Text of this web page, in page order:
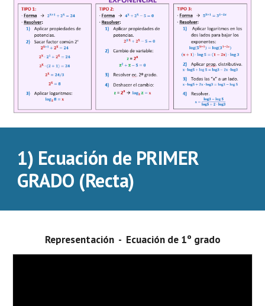
1) Ecuación de PRIMER
GRADO (Recta)
Representación  -  Ecuación de 1º grado